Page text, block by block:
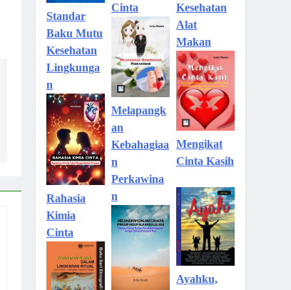
Standar
Baku Mutu
Kesehatan
Lingkunga
n
Rahasia
Kimia
Cinta
Cinta
Melapangk
an
Kebahagiaa
n
Perkawina
n
Kesehatan
Alat
Makan
Mengikat
Cinta Kasih
Ayahku,